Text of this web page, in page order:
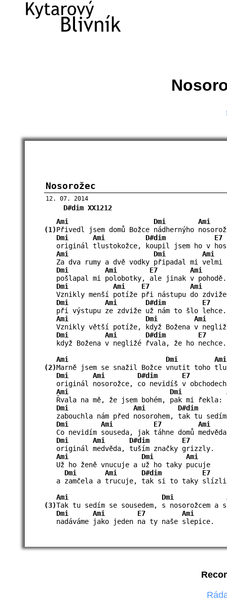
Nosorožec
12. 07. 2014
D#dim XX1212
Ami
Dmi
Ami
(1)Přivedl jsem domů Božce nádhernýho
Dmi
Ami D#dim
E7
originál tlustokožce, koupil jsem ho v
Ami
Dmi
Ami
Za dva rumy a dvě vodky připadal mi
Dmi
Ami E7
Ami
pošlapal mi polobotky, ale jinak v
Dmi
Ami E7
Ami
Vznikly menší potíže při nástupu do
Dmi
Ami D#dim
E7
při výstupu ze zdviže už nám to šlo
Ami
Dmi
Ami
Vznikly větší potíže, když Božena v
Dmi
Ami D#dim
E7
když Božena v negližé řvala, že ho
Ami
Dmi
Ami
(2)Marně jsem se snažil Božce vnutit toho
Dmi
Ami D#dim
E7
originál nosorožce, co nevidíš v
Ami
Dmi
Řvala na mě, že jsem bohém, pak mi řekla:
Dmi
Ami
D#dim
zabouchla nám před nosorohem, tak tu
Dmi
Ami E7
Ami
Co nevidím souseda, jak táhne domů
Dmi
Ami D#dim
E7
originál medvěda, tuším značky grizzly.
Ami
Dmi
Ami
Už ho ženě vnucuje a už ho taky pucuje
Dmi
Ami D#dim
E7
a zamčela a trucuje, tak si to taky
Ami
Dmi
(3)Tak tu sedím se sousedem, s nosorožcem a
Dmi
Ami E7
Ami
nadáváme jako jeden na ty naše slepice.